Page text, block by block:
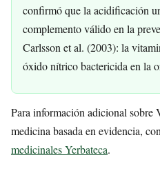
confirmó que la acidificación
complemento válido en la
Carlsson et al. (2003): la
óxido nítrico bactericida en la
Para información adicional sobre
medicina basada en evidencia,
medicinales Yerbateca.